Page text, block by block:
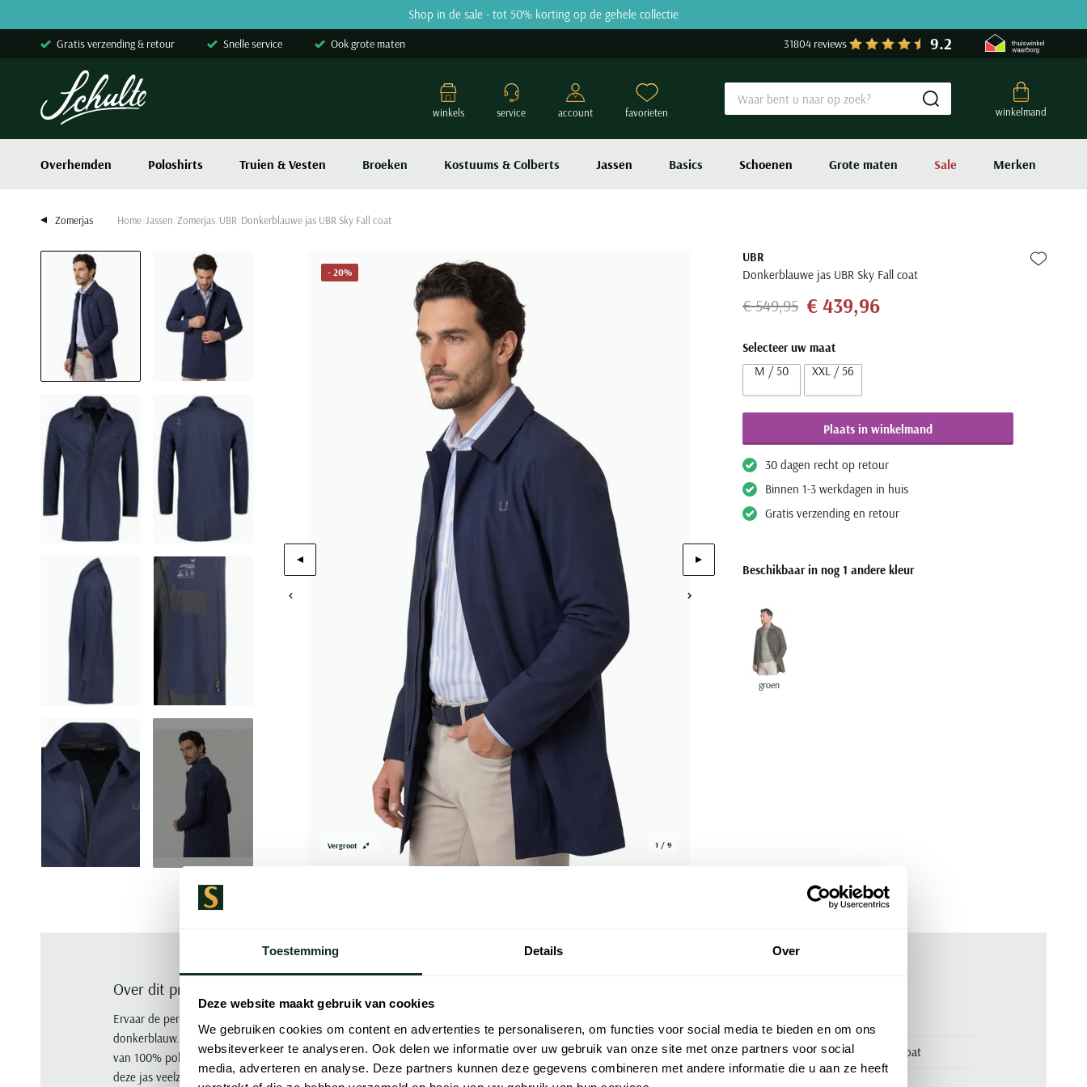
Toestemming Details Over
Deze website maakt gebruik van cookies
We gebruiken cookies om content en advertenties te personaliseren, om functies voor social media te bieden en om ons
websiteverkeer te analyseren. Ook delen we informatie over uw gebruik van onze site met onze partners voor social
media, adverteren en analyse. Deze partners kunnen deze gegevens combineren met andere informatie die u aan ze heeft
Shop in de sale - tot 50% korting op de gehele collectie
Gratis verzending & retour Snelle service Ook grote maten 31804 reviews 9.2
winkelmand
Submit search
Overhemden Poloshirts Truien & Vesten Broeken Kostuums & Colberts Jassen Basics Schoenen Grote maten Sale Merken
winkels service account favorieten
Zomerjas Home Jassen Zomerjas UBR Donkerblauwe jas UBR Sky Fall coat
Vergroot 1 / 9
- 20%
+1
UBR
Donkerblauwe jas UBR Sky Fall coat
Zet bij
€ 549,95 € 439,96
Selecteer uw maat
M / 50
XXL / 56
Plaats in winkelmand
30 dagen recht op retour
Binnen 1-3 werkdagen in huis
Gratis verzending en retour
Beschikbaar in nog 1 andere kleur
groen
Over dit product
Ervaar de perfecte combinatie van stijl en functionaliteit met de UBR Sky Fall coat in
donkerblauw. Deze jas met een normale fit is gemaakt van 100% nylon en heeft een voering
van 100% polyester waardoor hij ideaal is voor regenachtige dagen. Het effen design maakt
deze jas veelzijdig en makkelijk te combineren met verschillende outfits. De lengte van de jas
Naam Donkerblauwe jas UBR Sky Fall coat
Merk